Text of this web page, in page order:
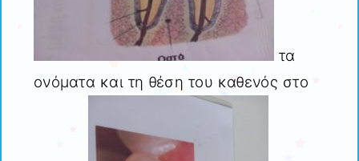
τα
ονόματα και τη θέση του καθενός στο